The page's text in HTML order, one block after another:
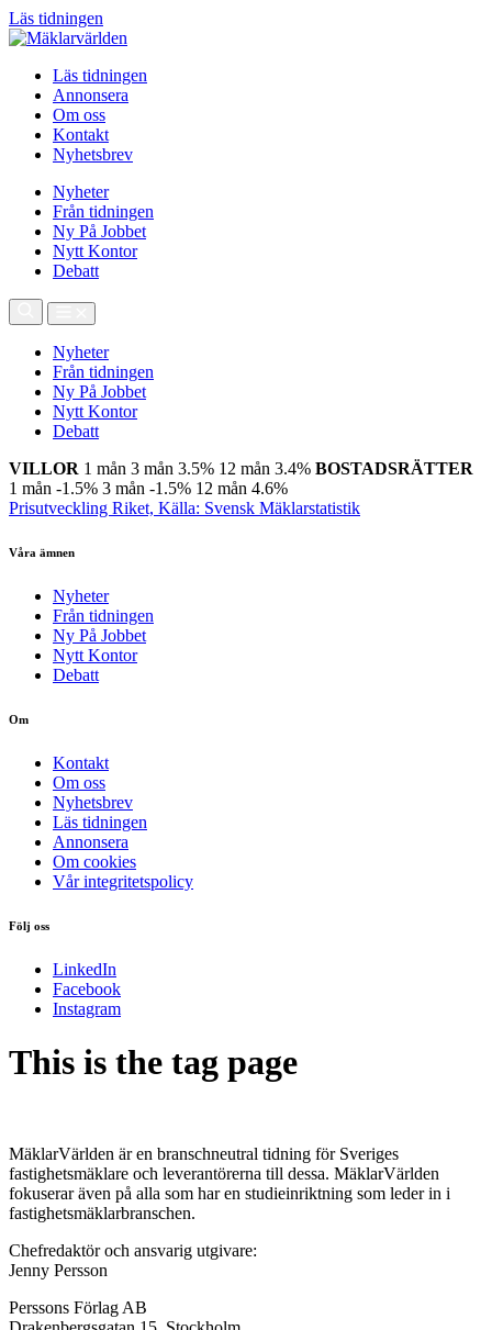
Läs tidningen
Läs tidningen
Annonsera
Om oss
Kontakt
Nyhetsbrev
Nyheter
Från tidningen
Ny På Jobbet
Nytt Kontor
Debatt
Nyheter
Från tidningen
Ny På Jobbet
Nytt Kontor
Debatt
VILLOR 1 mån 3 mån 3.5% 12 mån 3.4% BOSTADSRÄTTER
1 mån -1.5% 3 mån -1.5% 12 mån 4.6%
Prisutveckling Riket, Källa: Svensk Mäklarstatistik
Våra ämnen
Nyheter
Från tidningen
Ny På Jobbet
Nytt Kontor
Debatt
Om
Kontakt
Om oss
Nyhetsbrev
Läs tidningen
Annonsera
Om cookies
Vår integritetspolicy
Följ oss
LinkedIn
Facebook
Instagram
This is the tag page
MäklarVärlden är en branschneutral tidning för Sveriges
fastighetsmäklare och leverantörerna till dessa. MäklarVärlden
fokuserar även på alla som har en studieinriktning som leder in i
fastighetsmäklarbranschen.
Chefredaktör och ansvarig utgivare:
Jenny Persson
Perssons Förlag AB